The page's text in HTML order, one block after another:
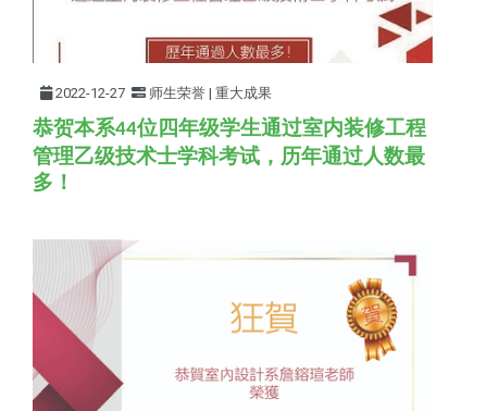
2022-12-27 师生荣誉 | 重大成果
恭贺本系44位四年级学生通过室内装修工程
管理乙级技术士学科考试，历年通过人数最
多！